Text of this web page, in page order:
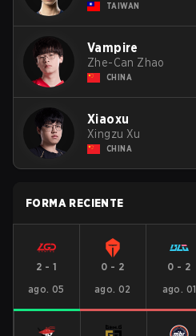
TAIWAN
Vampire
Zhe-Can Zhao
CHINA
Xiaoxu
Xingzu Xu
CHINA
FORMA RECIENTE
2 - 1
ago. 05
0 - 2
ago. 02
0 - 2
ago. 01